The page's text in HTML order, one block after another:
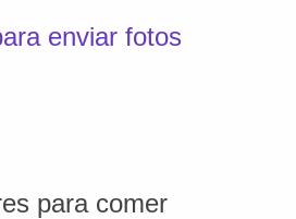
enviar fotos
para comer